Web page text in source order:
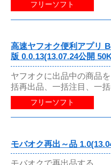
フリーソフト
高速ヤフオク便利アプリ
版 0.0.13(13.07.24公開
ヤフオクに出品中の商品
括再出品、一括注目、一
フリーソフト
モバオク再出～品
モバオクで再出品する